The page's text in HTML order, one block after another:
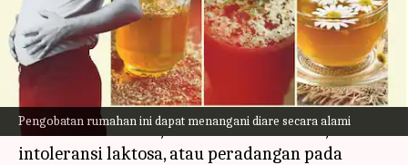
Pengobatan rumahan ini dapat menangani diare secara alami
menulis Taufiq Al Jufri Feb 21, 2023 03:31 pm
Apa ceritanya
Diare dapat terjadi karena sejumlah faktor,
antara lain infeksi, keracunan makanan,
intoleransi laktosa, atau peradangan pada